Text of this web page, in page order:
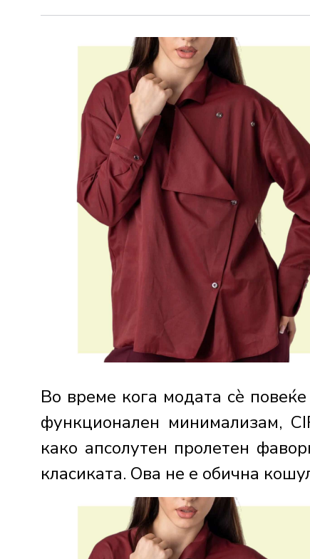
Во време кога модата сè
функционален минимализам,
како апсолутен пролетен
класиката. Ова не е обична